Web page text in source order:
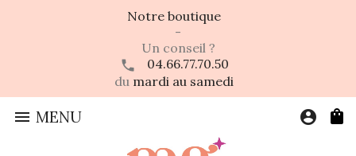
Notre boutique
-
Un conseil ?
04.66.77.70.50
du mardi au samedi
 MENU account_circle